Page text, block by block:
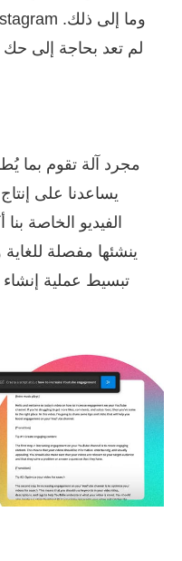
لم تعد بحاجة إلى حك
يساعدنا على
الفيديو الخاصة
ينشئها مفصلة
تبسيط عملية إنشاء